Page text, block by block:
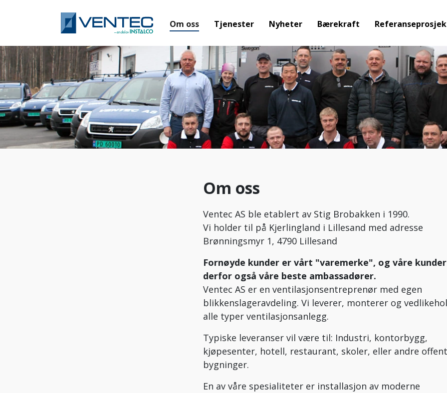
Om oss Tjenester Nyheter Bærekraft
Om oss
Ventec AS ble etablert av Stig Brobakken i 1990.
Vi holder til på Kjerlingland i Lillesand med adresse
Brønningsmyr 1, 4790 Lillesand
Fornøyde kunder er vårt "varemerke", og våre
derfor også våre beste ambassadører.
Ventec AS er en ventilasjonsentreprenør med egen
blikkenslageravdeling. Vi leverer, monterer og
alle typer ventilasjonsanlegg.
Typiske leveranser vil være til: Industri, kontorbygg,
kjøpesenter, hotell, restaurant, skoler, eller andre
bygninger.
En av våre spesialiteter er installasjon av moderne